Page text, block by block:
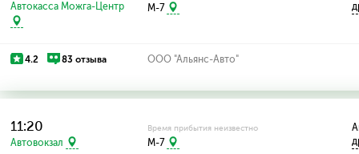
Автокасса Можга-Центр M-7
4.2 83 отзыва ООО "Альянс-Авто"
11:20
Автовокзал
Время прибытия неизвестно
M-7